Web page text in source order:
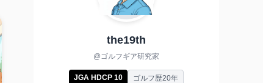
the19th
@ゴルフギア研究家
JGA HDCP 10 ゴルフ歴20年